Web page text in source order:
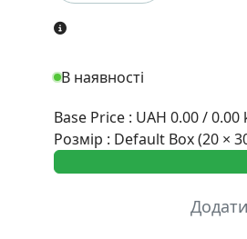
В наявності
Base Price : UAH 0.00 / 0.00
Розмір : Default Box (20 ×